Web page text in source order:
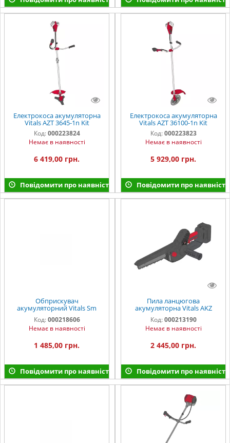
Електрокоса акумуляторна
Vitals AZT 3645-1n Kit
Код: 000223824
Немає в наявності
6 419,00 грн.
Повідомити про наявність
Електрокоса акумуляторна
Vitals AZT 36100-1n Kit
Код: 000223823
Немає в наявності
5 929,00 грн.
Повідомити про наявність
Обприскувач
акумуляторний Vitals Sm
110m
Код: 000218606
Немає в наявності
1 485,00 грн.
Повідомити про наявність
Пила ланцюгова
акумуляторна Vitals AKZ
1820n Kit
Код: 000213190
Немає в наявності
2 445,00 грн.
Повідомити про наявність